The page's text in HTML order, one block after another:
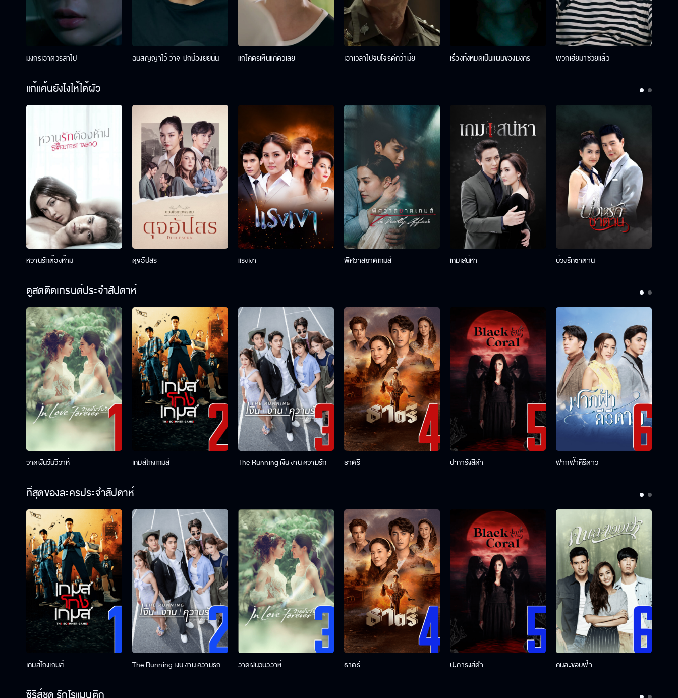
มังกรเอาตัวริสาไป ฉันสัญญาไว้ ว่าจะปกป้องยัยนั่น แกโคตรเห็นแก่ตัวเลย เอาเวลาไปจับโจรดีกว่ามั้ย เรื่องทั้งหมดเป็นแผนของมังกร พวกเฮียมาช่วยแล้ว
แก้แค้นยังไงให้ได้ผัว
หวานรักต้องห้าม ดุจอัปสร แรงเงา พิศวาสฆาตเกมส์ เกมเสน่หา บ่วงรักซาตาน
ดูสดติดเทรนด์ประจำสัปดาห์
วาดฝันวันวิวาห์ เกมส์โกงเกมส์ The Running เงิน งาน ความรัก ธาตรี ปะการังสีดำ ฟากฟ้าคีรีดาว
ที่สุดของละครประจำสัปดาห์
เกมส์โกงเกมส์ The Running เงิน งาน ความรัก วาดฝันวันวิวาห์ ธาตรี ปะการังสีดำ คนละขอบฟ้า